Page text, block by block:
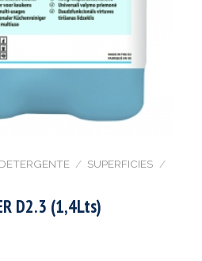
DETERGENTE / SUPERFICIES /
D2.3 (1,4Lts)